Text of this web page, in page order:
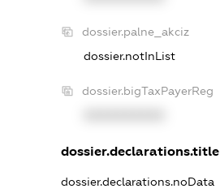
dossier.palne_akciz
dossier.notInList
dossier.bigTaxPayerReg
dossier.declarations.title
dossier.declarations.noData